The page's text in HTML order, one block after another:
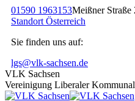
Zum
Inhalt
01590 1963153Meißner Straße
Standort Österreich
Sie finden uns auf:
Facebook
page
opens
in
Instagram
page
opens
in
Linkedin
page
opens
in
X
page
opens
in
lgs@vlk-sachsen.de
VLK Sachsen
Vereinigung Liberaler